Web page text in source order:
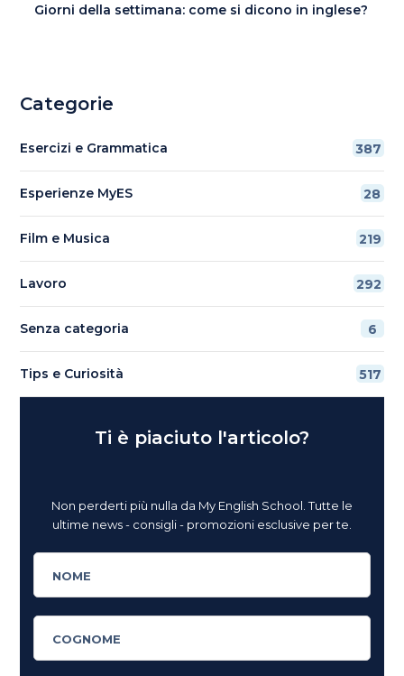
Giorni della settimana: come si dicono in inglese?
Categorie
Esercizi e Grammatica 387
Esperienze MyES 28
Film e Musica 219
Lavoro 292
Senza categoria 6
Tips e Curiosità 517
Ti è piaciuto l'articolo?
Non perderti più nulla da My English School. Tutte le
ultime news - consigli - promozioni esclusive per te.